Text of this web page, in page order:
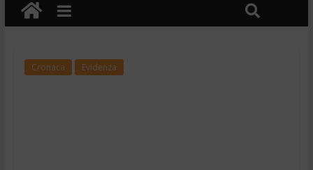
Cronaca Evidenza